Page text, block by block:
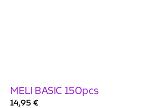
MELI BASIC 150pcs
14,95 €